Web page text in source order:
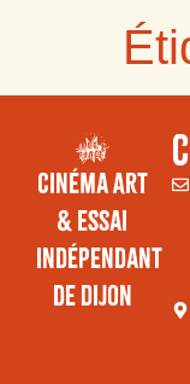
Cinéma Art
& Essai
Indépendant
de Dijon